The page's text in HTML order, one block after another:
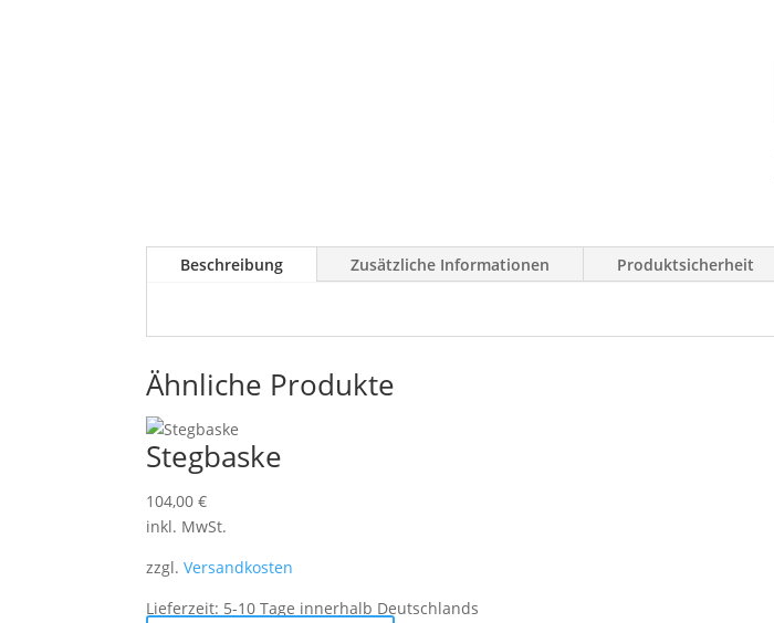
Beschreibung Zusätzliche Informationen Produktsicherheit
Ähnliche Produkte
Stegbaske
104,00 €
inkl. MwSt.
zzgl. Versandkosten
Lieferzeit: 5-10 Tage innerhalb Deutschlands